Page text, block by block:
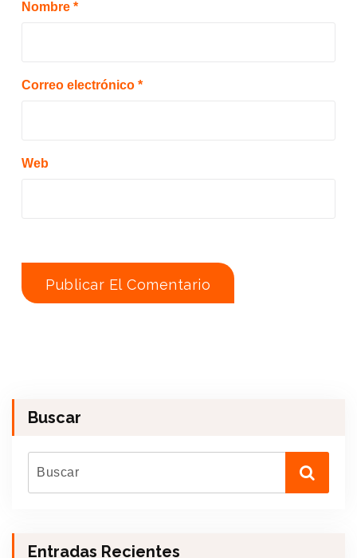
Nombre *
Correo electrónico *
Web
Buscar
Entradas Recientes